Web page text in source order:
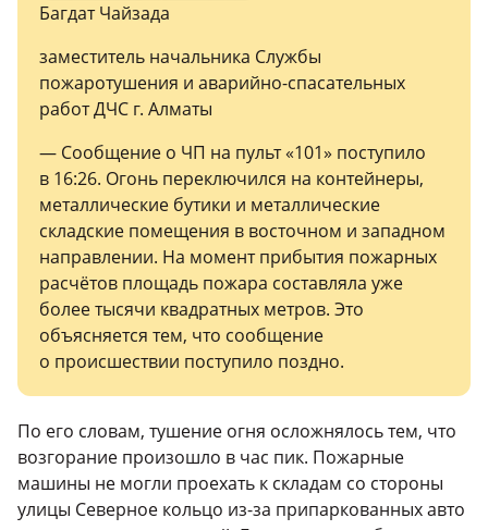
Багдат Чайзада
заместитель начальника Службы
пожаротушения и аварийно-спасательных
работ ДЧС г. Алматы
— Сообщение о ЧП на пульт «101» поступило
в 16:26. Огонь переключился на контейнеры,
металлические бутики и металлические
складские помещения в восточном и западном
направлении. На момент прибытия пожарных
расчётов площадь пожара составляла уже
более тысячи квадратных метров. Это
объясняется тем, что сообщение
о происшествии поступило поздно.
По его словам, тушение огня осложнялось тем, что
возгорание произошло в час пик. Пожарные
машины не могли проехать к складам со стороны
улицы Северное кольцо из-за припаркованных авто